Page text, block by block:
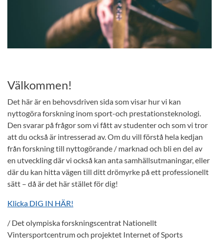
Välkommen!
Det här är en behovsdriven sida som visar hur vi kan
nyttogöra forskning inom sport-och prestationsteknologi.
Den svarar på frågor som vi fått av studenter och som vi tror
att du också är intresserad av. Om du vill förstå hela kedjan
från forskning till nyttogörande / marknad och bli en del av
en utveckling där vi också kan anta samhällsutmaningar, eller
där du kan hitta vägen till ditt drömyrke på ett professionellt
sätt – då är det här stället för dig!
Klicka DIG IN HÄR!
/ Det olympiska forskningscentrat Nationellt
Vintersportcentrum och projektet Internet of Sports